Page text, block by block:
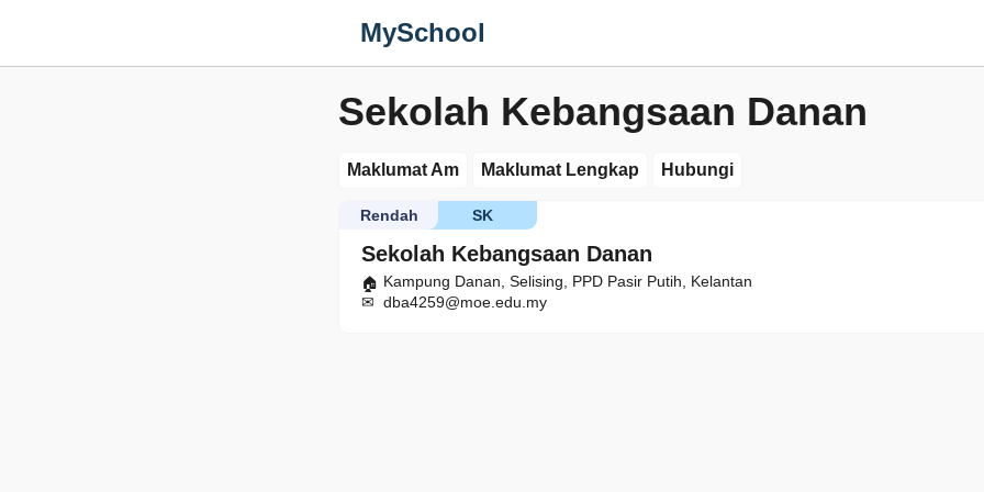
MySchool
Sekolah Kebangsaan Danan
Maklumat Am Maklumat Lengkap Hubungi
Sekolah Kebangsaan Danan
SK
Rendah
Kampung Danan, Selising, PPD Pasir Putih, Kelantan
dba4259@moe.edu.my